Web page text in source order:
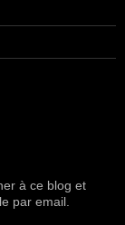
à ce blog et
par email.